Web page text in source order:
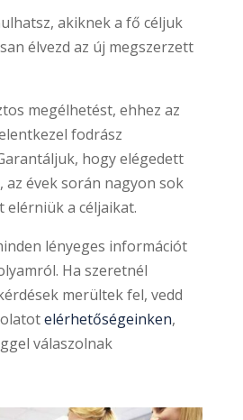
akiknek a fő céljuk
élvezd az új megszerzett
megélhetést, ehhez az
fodrász
hogy elégedett
az évek során nagyon sok
a céljaikat.
lényeges információt
Ha szeretnél
merültek fel, vedd
elérhetőségeinken,
válaszolnak